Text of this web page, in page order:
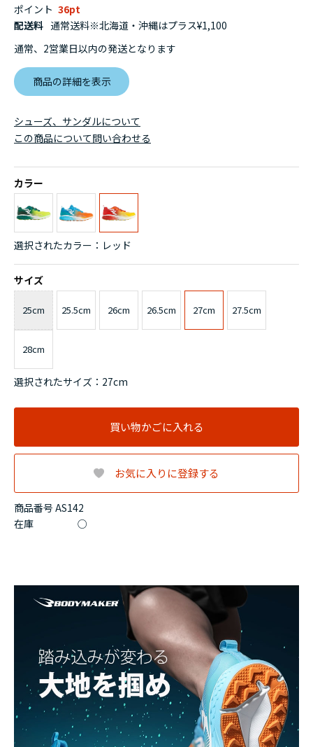
商品番号 AS142
ポイント 36
在庫 ○
配送料 通常送料※北海道・沖縄はプラス¥1,100
通常、2営業日以内の発送となります
商品の詳細を表示
シューズ、サンダルについて
カラー
選択されたカラー：レッド
サイズ
25cm 25.5cm 26cm 26.5cm 27cm 27.5cm
28cm
選択されたサイズ：27cm
買い物かごに入れる
お気に入りに登録する
この商品について問い合わせる